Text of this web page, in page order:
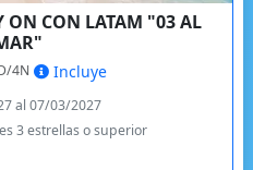
ON CON LATAM "03 AL
4N Incluye
al 07/03/2027
3 estrellas o superior